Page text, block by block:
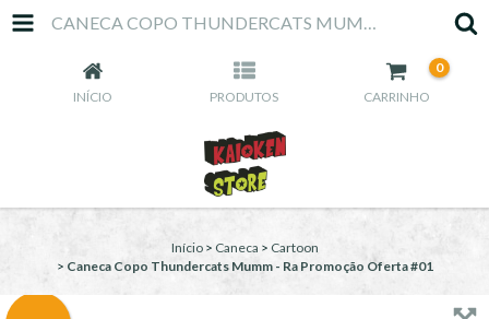
CANECA COPO THUNDERCATS MUMM - RA PROMOÇÃO OFERTA #01
INÍCIO PRODUTOS CARRINHO
0
Início > Caneca > Cartoon
> Caneca Copo Thundercats Mumm - Ra Promoção Oferta #01